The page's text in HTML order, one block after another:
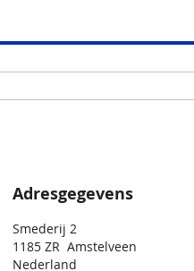
Adresgegevens
Smederij 2
1185 ZR Amstelveen
Nederland